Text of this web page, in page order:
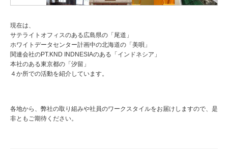
現在は、
サテライトオフィスのある広島県の「尾道」
ホワイトデータセンター計画中の北海道の「美唄」
関連会社のPT.KND INDNESIAのある「インドネシア」
本社のある東京都の「汐留」
４か所での活動を紹介しています。
各地から、弊社の取り組みや社員のワークスタイルをお届けしますので、是
非ともご期待ください。